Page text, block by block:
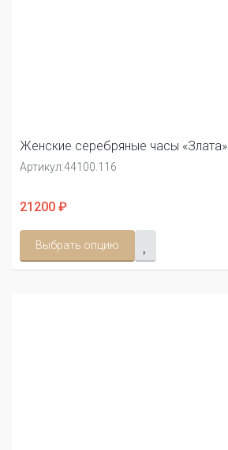
Женские серебряные часы «Злата»
Артикул:44100.116
21200 ₽
Выбрать опцию